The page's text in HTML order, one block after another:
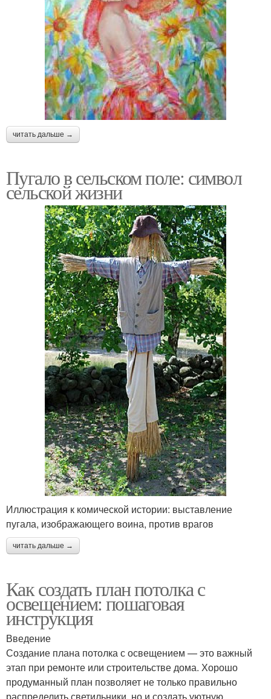
читать дальше →
Пугало в сельском поле: символ
сельской жизни
Иллюстрация к комической истории: выставление
пугала, изображающего воина, против врагов
читать дальше →
Как создать план потолка с
освещением: пошаговая
инструкция
Введение
Создание плана потолка с освещением — это важный
этап при ремонте или строительстве дома. Хорошо
продуманный план позволяет не только правильно
распределить светильники, но и создать уютную